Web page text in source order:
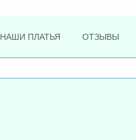
НАШИ ПЛАТЬЯ ОТЗЫВЫ